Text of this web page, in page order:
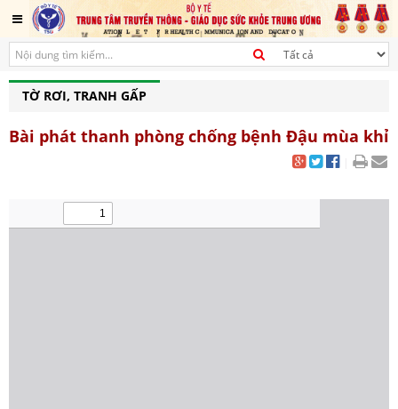
TỜ RƠI, TRANH GẤP
Bài phát thanh phòng chống bệnh Đậu mùa khỉ